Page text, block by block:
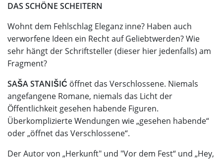
DAS SCHÖNE SCHEITERN
Wohnt dem Fehlschlag Eleganz inne? Haben auch
verworfene Ideen ein Recht auf Geliebtwerden? Wie
sehr hängt der Schriftsteller (dieser hier jedenfalls) am
Fragment?
SAŠA STANIŠIĆ öffnet das Verschlossene. Niemals
angefangene Romane, niemals das Licht der
Öffentlichkeit gesehen habende Figuren.
Überkomplizierte Wendungen wie „gesehen habende“
oder „öffnet das Verschlossene“.
Der Autor von „Herkunft" und "Vor dem Fest“ und „Hey,